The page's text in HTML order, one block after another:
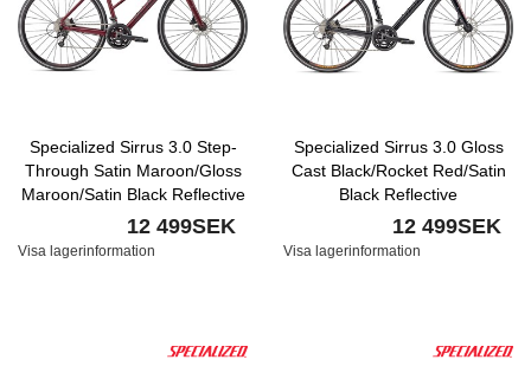
Specialized Sirrus 3.0 Step-
Through Satin Maroon/Gloss
Maroon/Satin Black Reflective
12 499SEK
Visa lagerinformation
Specialized Sirrus 3.0 Gloss
Cast Black/Rocket Red/Satin
Black Reflective
12 499SEK
Visa lagerinformation